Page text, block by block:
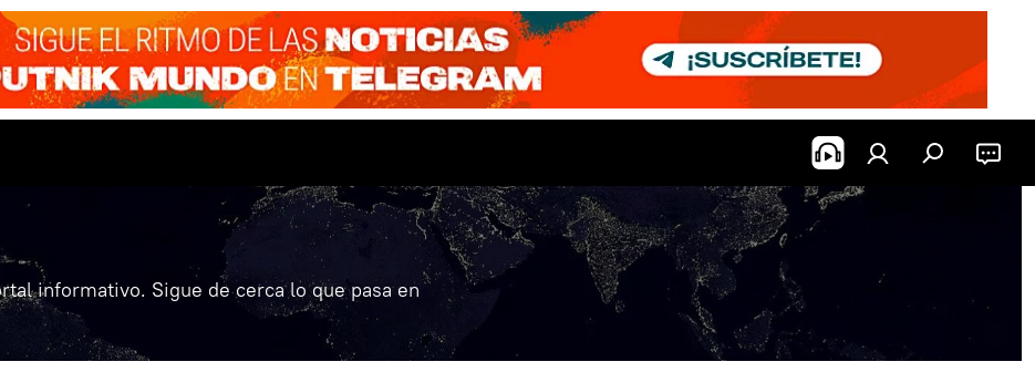
informativo. Sigue de cerca lo que pasa en